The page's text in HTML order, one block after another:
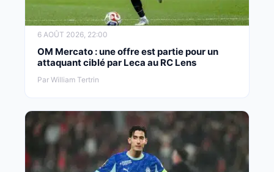
6 AOÛT 2026, 22:00
OM Mercato : une offre est partie pour un
attaquant ciblé par Leca au RC Lens
Par William Tertrin